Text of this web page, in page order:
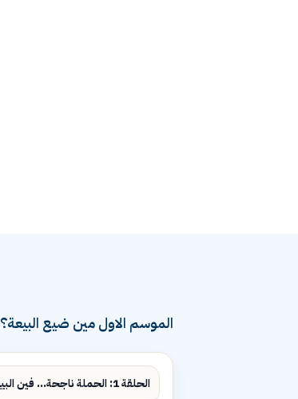
الموسم الاول مين ضيع البيعة؟
الحلقة 1: الحملة ناجحة... فين البيع؟